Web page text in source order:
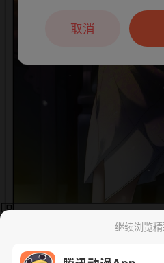
继续浏览
本章节仅支持App阅
户7天
取消